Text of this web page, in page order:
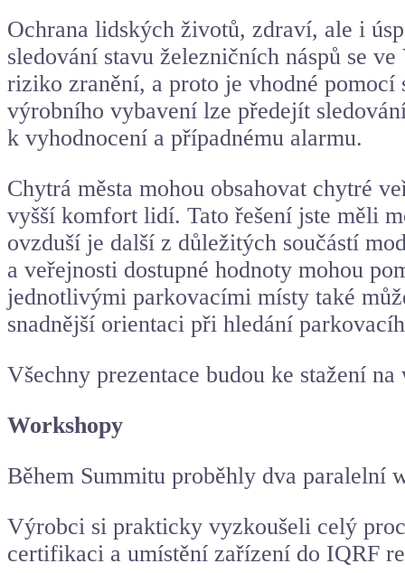
Ochrana lidských životů, zdraví, ale i
sledování stavu železničních náspů se
riziko zranění, a proto je vhodné pomocí
výrobního vybavení lze předejít
k vyhodnocení a případnému alarmu.
Chytrá města mohou obsahovat chytré
vyšší komfort lidí. Tato řešení jste měli
ovzduší je další z důležitých součástí
a veřejnosti dostupné hodnoty mohou
jednotlivými parkovacími místy také
snadnější orientaci při hledání
Všechny prezentace budou ke stažení
Workshopy
Během Summitu proběhly dva paralelní
Výrobci si prakticky vyzkoušeli celý
certifikaci a umístění zařízení do IQRF